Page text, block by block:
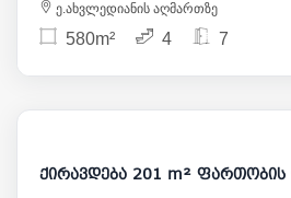
ე.ახვლედიანის აღმართზე
580m² 4 7
ქირავდება 201 m² ფართობის